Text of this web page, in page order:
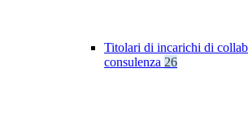
Titolari di incarichi di
consulenza 26